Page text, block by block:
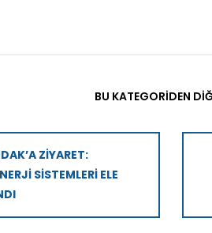
BU KATEGORIDEN
ZIYARET:
SISTEMLERI ELE